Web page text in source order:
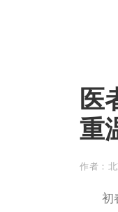
医
重
作者：
初